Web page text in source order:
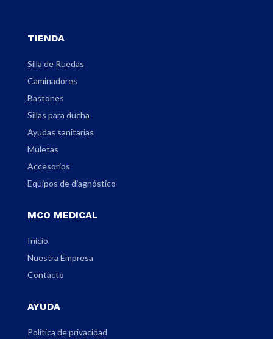
TIENDA
Silla de Ruedas
Caminadores
Bastones
Sillas para ducha
Ayudas sanitarias
Muletas
Accesorios
Equipos de diagnóstico
MCO MEDICAL
Inicio
Nuestra Empresa
Contacto
AYUDA
Política de privacidad